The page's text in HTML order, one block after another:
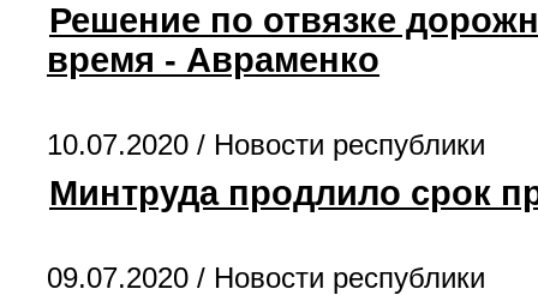
Решение по отвязке
время - Авраменко
10.07.2020 / Новости республики
Минтруда продлило срок
09.07.2020 / Новости республики